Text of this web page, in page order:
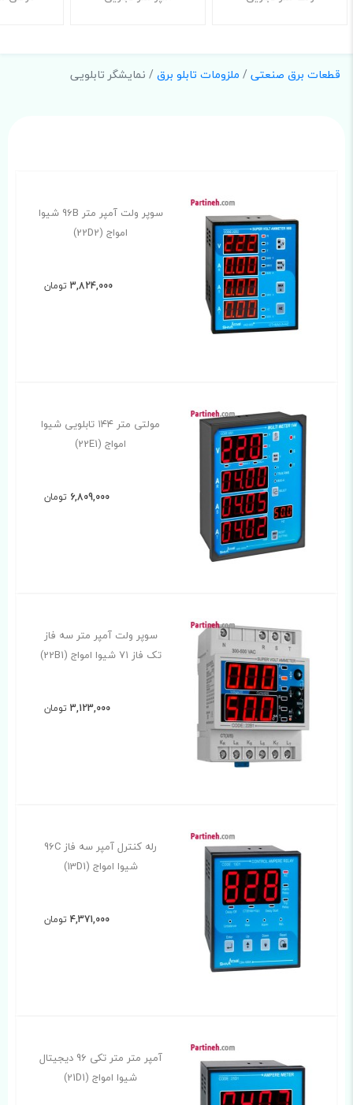
قطعات برق صنعتی/ ملزومات تابلو برق/ نمایشگر تابلویی
سوپر ولت آمپر متر 96B شیوا
امواج (22D2)
3,824,000 تومان
مولتی متر ۱۴۴ تابلویی شیوا
امواج (22E1)
6,809,000 تومان
سوپر ولت آمپر متر سه فاز
تک فاز ۷۱ شیوا امواج (22B1)
3,123,000 تومان
رله کنترل آمپر سه فاز 96C
شیوا امواج (13D1)
4,371,000 تومان
آمپر متر متر تکی 96 دیجیتال
شیوا امواج (21D1)